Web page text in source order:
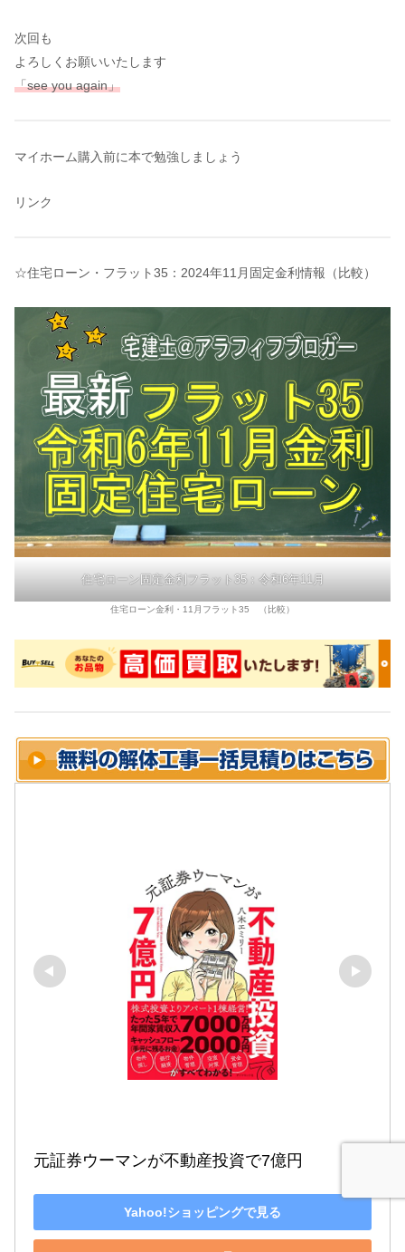
次回も
よろしくお願いいたします
「see you again」
マイホーム購入前に本で勉強しましょう
リンク
☆住宅ローン・フラット35：2024年11月固定金利情報（比較）
住宅ローン固定金利フラット35：令和6年11月
住宅ローン金利・11月フラット35 （比較）
元証券ウーマンが不動産投資で7億円
Yahoo!ショッピングで見る